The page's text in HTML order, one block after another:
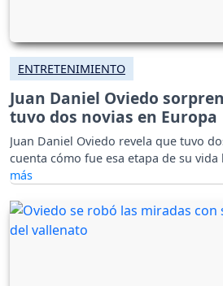
ENTRETENIMIENTO
Juan Daniel Oviedo
tuvo dos novias en Europa
Juan Daniel Oviedo revela que tuvo
cuenta cómo fue esa etapa de su vida